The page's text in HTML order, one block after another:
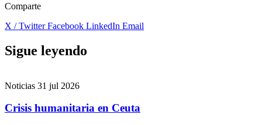
Comparte
X / TwitterFacebook LinkedIn Email
Sigue leyendo
Noticias 31 jul 2026
Crisis humanitaria en Ceuta